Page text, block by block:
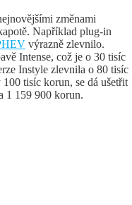
změnami
Například plug-in
výrazně zlevnilo.
Intense, což je o 30 tisíc
Instyle zlevnila o 80 tisíc
tisíc korun, se dá ušetřit
1 159 900 korun.